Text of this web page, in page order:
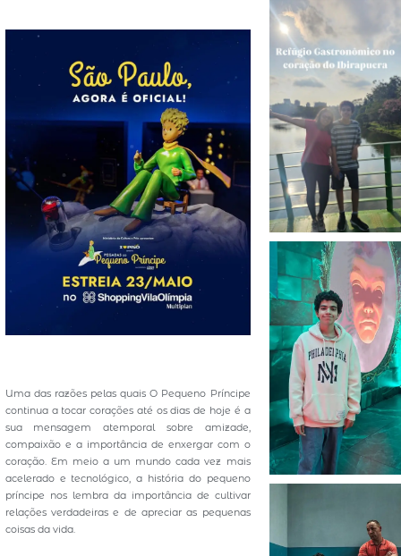
Uma das razões pelas quais O Pequeno Príncipe
continua a tocar corações até os dias de hoje é a
sua mensagem atemporal sobre amizade,
compaixão e a importância de enxergar com o
coração. Em meio a um mundo cada vez mais
acelerado e tecnológico, a história do pequeno
príncipe nos lembra da importância de cultivar
relações verdadeiras e de apreciar as pequenas
coisas da vida.